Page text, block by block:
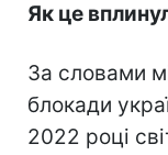
Як це
За словами
блокади
2022 році